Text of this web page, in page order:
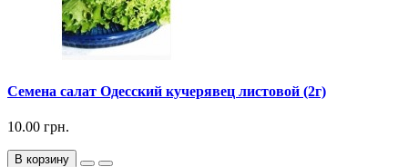
Семена салат Одесский кучерявец листовой (2г)
10.00 грн.
В корзину